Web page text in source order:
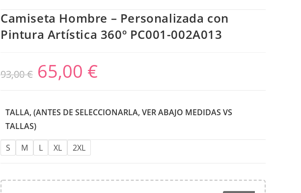
Camiseta Hombre – Personalizada con
Pintura Artística 360º PC001-002A013
93,00€ 65,00 €
TALLA, (ANTES DE SELECCIONARLA, VER ABAJO MEDIDAS VS
TALLAS)
S
M L XL 2XL